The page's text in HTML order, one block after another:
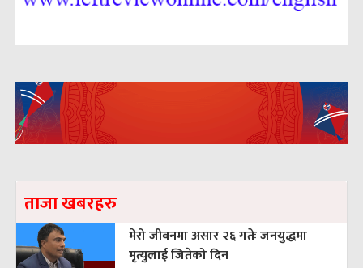
ताजा खबरहरु
मेरो जीवनमा असार २६ गतेः जनयुद्धमा
मृत्युलाई जितेको दिन